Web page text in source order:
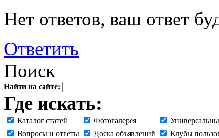
Нет ответов, ваш ответ
Ответить
Поиск
Найти на сайте:
Где искать:
Каталог статей Фотогалерея
Вопросы и ответы
Доска объявлений Клубы